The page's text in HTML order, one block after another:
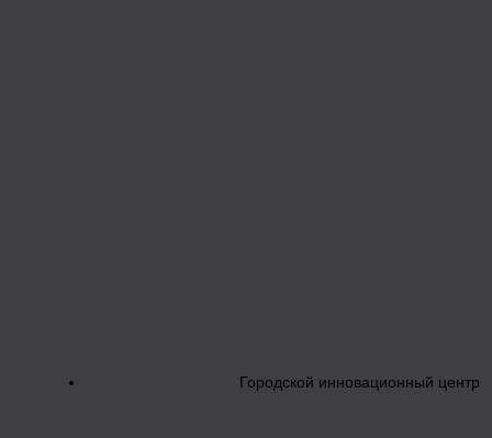
Городской инновационный центр